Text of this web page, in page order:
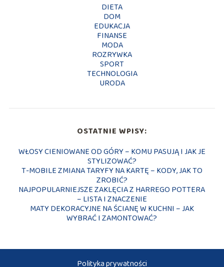
DIETA
DOM
EDUKACJA
FINANSE
MODA
ROZRYWKA
SPORT
TECHNOLOGIA
URODA
OSTATNIE WPISY:
WŁOSY CIENIOWANE OD GÓRY – KOMU PASUJĄ I JAK JE
STYLIZOWAĆ?
T-MOBILE ZMIANA TARYFY NA KARTĘ – KODY, JAK TO
ZROBIĆ?
NAJPOPULARNIEJSZE ZAKLĘCIA Z HARREGO POTTERA
– LISTA I ZNACZENIE
MATY DEKORACYJNE NA ŚCIANĘ W KUCHNI – JAK
WYBRAĆ I ZAMONTOWAĆ?
Polityka prywatności